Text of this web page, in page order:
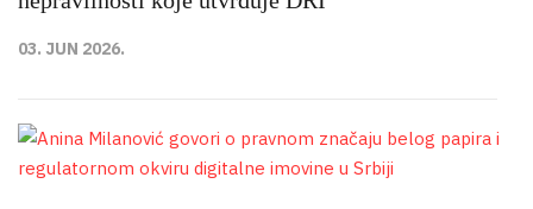
03. JUN 2026.